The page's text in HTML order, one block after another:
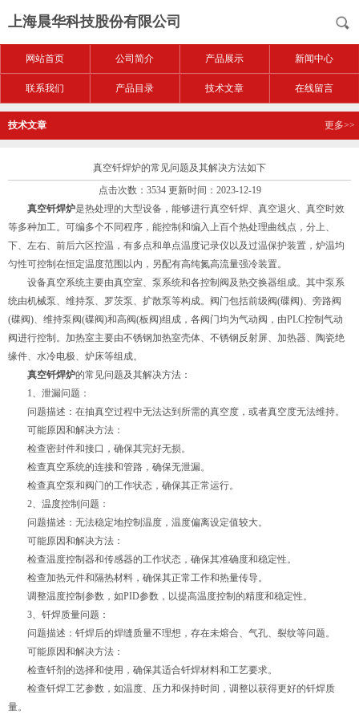
上海晨华科技股份有限公司
网站首页 公司简介 产品展示 新闻中心
联系我们 产品目录 技术文章 在线留言
技术文章 更多>>
真空钎焊炉的常见问题及其解决方法如下
点击次数：3534 更新时间：2023-12-19
真空钎焊炉是热处理的大型设备，能够进行真空钎焊、真空退火、真空时效
等多种加工。可编多个不同程序，能控制和编入上百个热处理曲线点，分上、
下、左右、前后六区控温，有多点和单点温度记录仪以及过温保护装置，炉温均
匀性可控制在恒定温度范围以内，另配有高纯氮高流量强冷装置。
设备真空系统主要由真空室、泵系统和各控制阀及热交换器组成。其中泵系
统由机械泵、维持泵、罗茨泵、扩散泵等构成。阀门包括前级阀(碟阀)、旁路阀
(碟阀)、维持泵阀(碟阀)和高阀(板阀)组成，各阀门均为气动阀，由PLC控制气动
阀进行控制。加热室主要由不锈钢加热室壳体、不锈钢反射屏、加热器、陶瓷绝
缘件、水冷电极、炉床等组成。
真空钎焊炉的常见问题及其解决方法：
1、泄漏问题：
问题描述：在抽真空过程中无法达到所需的真空度，或者真空度无法维持。
可能原因和解决方法：
检查密封件和接口，确保其完好无损。
检查真空系统的连接和管路，确保无泄漏。
检查真空泵和阀门的工作状态，确保其正常运行。
2、温度控制问题：
问题描述：无法稳定地控制温度，温度偏离设定值较大。
可能原因和解决方法：
检查温度控制器和传感器的工作状态，确保其准确度和稳定性。
检查加热元件和隔热材料，确保其正常工作和热量传导。
调整温度控制参数，如PID参数，以提高温度控制的精度和稳定性。
3、钎焊质量问题：
问题描述：钎焊后的焊缝质量不理想，存在未熔合、气孔、裂纹等问题。
可能原因和解决方法：
检查钎剂的选择和使用，确保其适合钎焊材料和工艺要求。
检查钎焊工艺参数，如温度、压力和保持时间，调整以获得更好的钎焊质
量。